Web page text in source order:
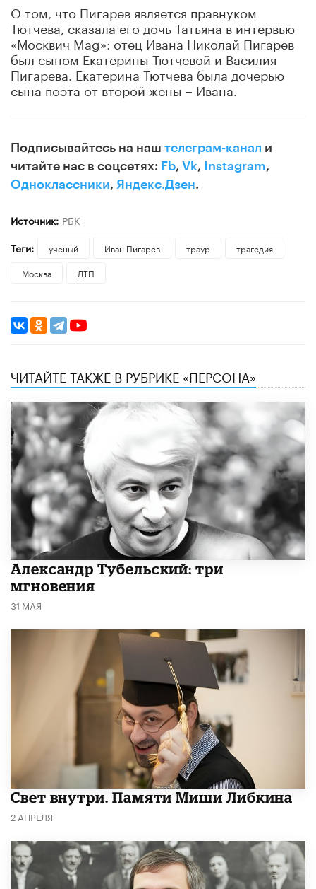
О том, что Пигарев является правнуком
Тютчева, сказала его дочь Татьяна в интервью
«Москвич Mag»: отец Ивана Николай Пигарев
был сыном Екатерины Тютчевой и Василия
Пигарева. Екатерина Тютчева была дочерью
сына поэта от второй жены – Ивана.
Подписывайтесь на наш телеграм-канал и
читайте нас в соцсетях: Fb, Vk, Instagram,
Одноклассники, Яндекс.Дзен.
Источник: РБК
Теги:
ученый Иван Пигарев траур
трагедия
Москва
ДТП
ЧИТАЙТЕ ТАКЖЕ В РУБРИКЕ «ПЕРСОНА»
Александр Тубельский: три
мгновения
31 МАЯ
​Свет внутри. Памяти Миши Либкина
2 АПРЕЛЯ